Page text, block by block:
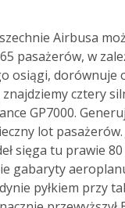
Airbusa
pasażerów, w
osiągi, dorównuje
cztery
GP7000.
lot
sięga tu prawie 80
gabaryty
pyłkiem przy